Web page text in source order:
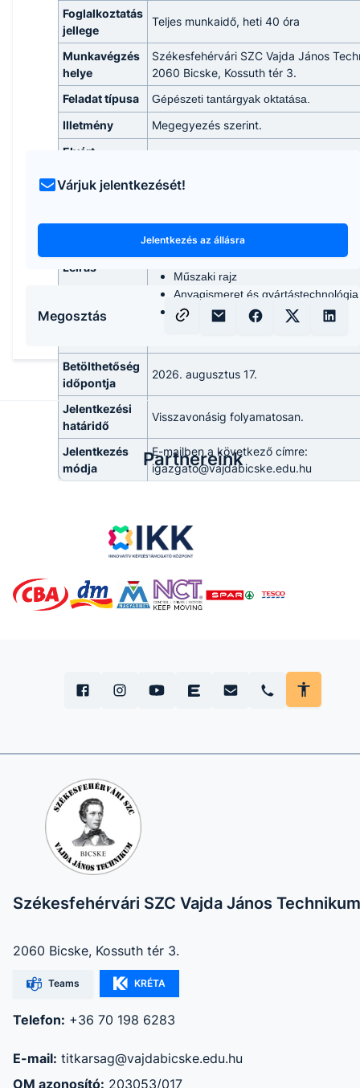
Foglalkoztatás
jellege
Teljes munkaidő, heti 40 óra
Munkavégzés
helye
Székesfehérvári SZC Vajda János
2060 Bicske, Kossuth tér 3.
Feladat típusa
Gépészeti tantárgyak oktatása.
Illetmény
Megegyezés szerint.
Elvárt
Leírás
Gépészeti alapismeretek
Gépi forgácsolás alapjai
Mechanika
Műszaki rajz
Anyagismeret és gyártástechnológia
Műszaki mérés
Betölthetőség
időpontja
2026. augusztus 17.
Jelentkezési
határidő
Visszavonásig folyamatosan.
Jelentkezés
módja
E-mailben a következő címre:
igazgato@vajdabicske.edu.hu
Várjuk jelentkezését!
Jelentkezés az állásra
Megosztás
Partnereink
Székesfehérvári SZC Vajda János Technikum
2060 Bicske, Kossuth tér 3.
Teams KRÉTA
Telefon: +36 70 198 6283
E-mail: titkarsag@vajdabicske.edu.hu
OM azonosító: 203053/017